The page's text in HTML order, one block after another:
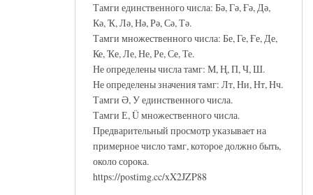
Тамги единственного числа: Бә, Гә, Ғә, Дә,
Кә, Ҡ, Лә, Нә, Рә, Сә, Тә.
Тамги множественного числа: Бе, Ге, Ғе, Де,
Ке, Ҡе, Ле, Не, Ре, Се, Те.
Не определены числа тамг: М, Ң, П, Ч, Ш.
Не определены значения тамг: Лт, Ни, Нт, Нч.
Тамги Ә, У единственного числа.
Тамги Е, Ü множественного числа.
Предварительный просмотр указывает на
примерное число тамг, которое должно быть,
около сорока.
https://postimg.cc/xX2JZP88